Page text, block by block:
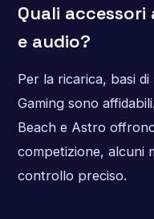
Quali
e audio?
Per la ricarica, basi
Gaming sono
Beach e Astro
competizione, alcuni
controllo preciso.